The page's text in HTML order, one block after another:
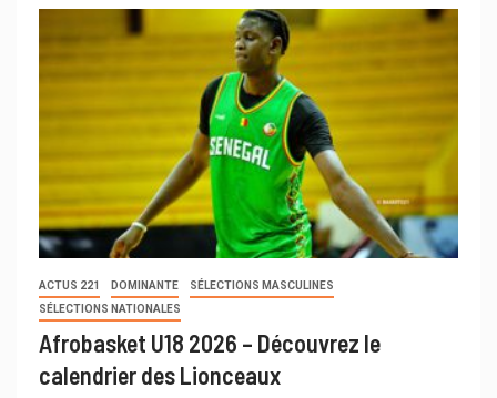
ACTUS 221 DOMINANTE
SÉLECTIONS MASCULINES
SÉLECTIONS NATIONALES
Afrobasket U18 2026 – Découvrez le
calendrier des Lionceaux